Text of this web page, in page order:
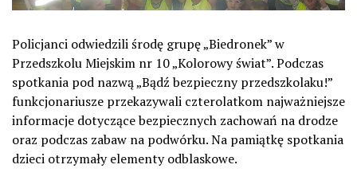
Policjanci odwiedzili środę grupę „Biedronek” w
Przedszkolu Miejskim nr 10 „Kolorowy świat”. Podczas
spotkania pod nazwą „Bądź bezpieczny przedszkolaku!”
funkcjonariusze przekazywali czterolatkom najważniejsze
informacje dotyczące bezpiecznych zachowań na drodze
oraz podczas zabaw na podwórku. Na pamiątkę spotkania
dzieci otrzymały elementy odblaskowe.